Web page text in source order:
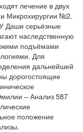
лечение в двух
Микрохирургии №2.
Даши серьёзные
наследственную
подъёмами
Для
дальнейшей
дорогостоящие
– Анализ 587
положение